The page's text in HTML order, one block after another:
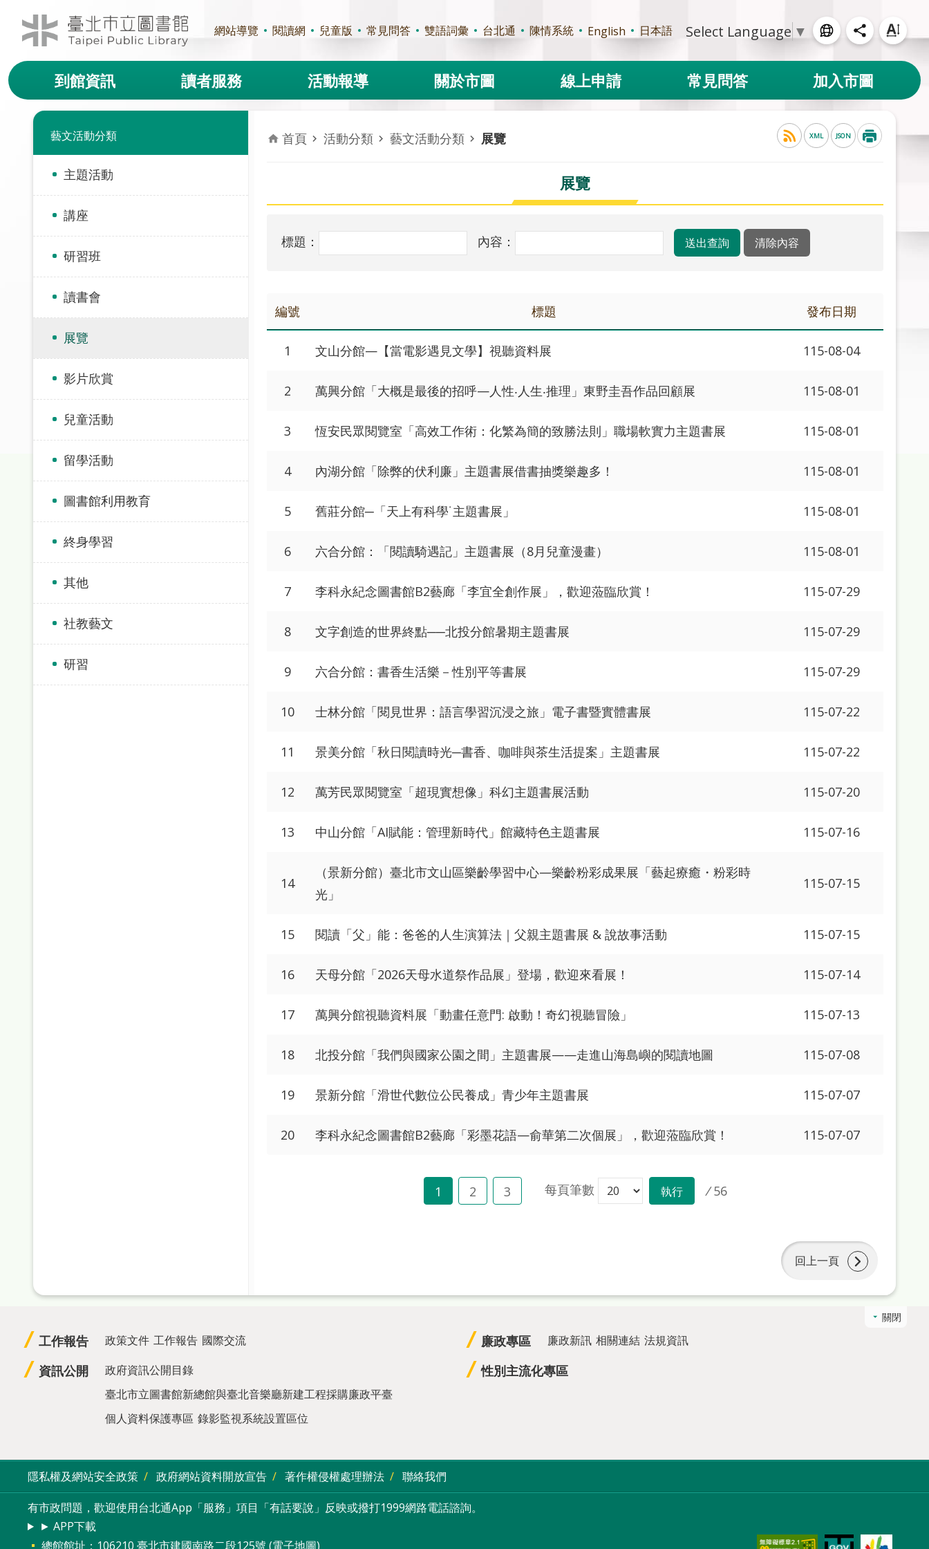
跳到主要內容區塊
網站導覽 閱讀網 兒童版 常見問答 雙語詞彙 台北通 陳情系統 English 日本語 Select Language ▼
到館資訊 讀者服務 活動報導 關於市圖 線上申請 常見問答 加入市圖
藝文活動分類
主題活動
講座
研習班
讀書會
展覽
影片欣賞
兒童活動
留學活動
圖書館利用教育
終身學習
其他
社教藝文
研習
首頁 活動分類 藝文活動分類 展覽 XML JSON
展覽
標題： 內容：
編號 標題 發布日期
1 文山分館—【當電影遇見文學】視聽資料展 115-08-04
2 萬興分館「大概是最後的招呼—人性‧人生‧推理」東野圭吾作品回顧展 115-08-01
3 恆安民眾閱覽室「高效工作術：化繁為簡的致勝法則」職場軟實力主題書展 115-08-01
4 內湖分館「除弊的伏利廉」主題書展借書抽獎樂趣多！ 115-08-01
5 舊莊分館─「天上有科學˙主題書展」 115-08-01
6 六合分館：「閱讀騎遇記」主題書展（8月兒童漫畫） 115-08-01
7 李科永紀念圖書館B2藝廊「李宜全創作展」，歡迎蒞臨欣賞！ 115-07-29
8 文字創造的世界終點──北投分館暑期主題書展 115-07-29
9 六合分館：書香生活樂－性別平等書展 115-07-29
10 士林分館「閱見世界：語言學習沉浸之旅」電子書暨實體書展 115-07-22
11 景美分館「秋日閱讀時光─書香、咖啡與茶生活提案」主題書展 115-07-22
12 萬芳民眾閱覽室「超現實想像」科幻主題書展活動 115-07-20
13 中山分館「AI賦能：管理新時代」館藏特色主題書展 115-07-16
14
（景新分館）臺北市文山區樂齡學習中心—樂齡粉彩成果展「藝起療癒・粉彩時
光」
115-07-15
15 閱讀「父」能：爸爸的人生演算法｜父親主題書展 & 說故事活動 115-07-15
16 天母分館「2026天母水道祭作品展」登場，歡迎來看展！ 115-07-14
17 萬興分館視聽資料展「動畫任意門: 啟動！奇幻視聽冒險」 115-07-13
18 北投分館「我們與國家公園之間」主題書展——走進山海島嶼的閱讀地圖 115-07-08
19 景新分館「滑世代數位公民養成」青少年主題書展 115-07-07
20 李科永紀念圖書館B2藝廊「彩墨花語—俞華第二次個展」，歡迎蒞臨欣賞！ 115-07-07
1 2 3 每頁筆數 執行 / 56
回上一頁
關閉
工作報告 政策文件 工作報告 國際交流
資訊公開
政府資訊公開目錄
臺北市立圖書館新總館與臺北音樂廳新建工程採購廉政平臺
個人資料保護專區 錄影監視系統設置區位
廉政專區 廉政新訊 相關連結 法規資訊
性別主流化專區
隱私權及網站安全政策 政府網站資料開放宣告 著作權侵權處理辦法 聯絡我們
有市政問題，歡迎使用台北通App「服務」項目「有話要說」反映或撥打1999網路電話諮詢。
► APP下載
總館館址：106210 臺北市建國南路二段125號 (電子地圖)